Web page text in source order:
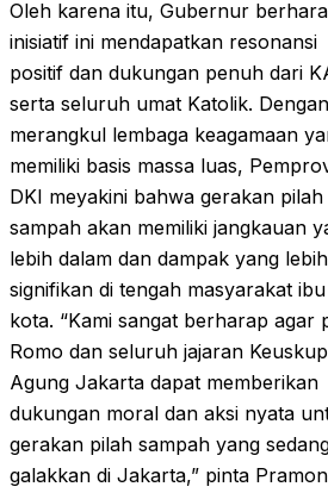
Oleh karena itu, Gubernur
inisiatif ini mendapatkan resonansi
positif dan dukungan penuh dari
serta seluruh umat Katolik. Dengan
merangkul lembaga keagamaan
memiliki basis massa luas,
DKI meyakini bahwa gerakan pilah
sampah akan memiliki jangkauan
lebih dalam dan dampak yang lebih
signifikan di tengah masyarakat ibu
kota. “Kami sangat berharap agar
Romo dan seluruh jajaran
Agung Jakarta dapat memberikan
dukungan moral dan aksi nyata
gerakan pilah sampah yang
galakkan di Jakarta,” pinta